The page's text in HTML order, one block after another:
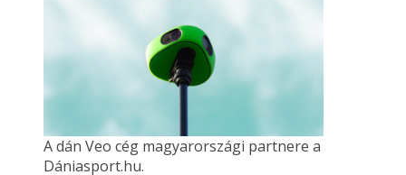
A dán Veo cég magyarországi partnere a
Dániasport.hu.